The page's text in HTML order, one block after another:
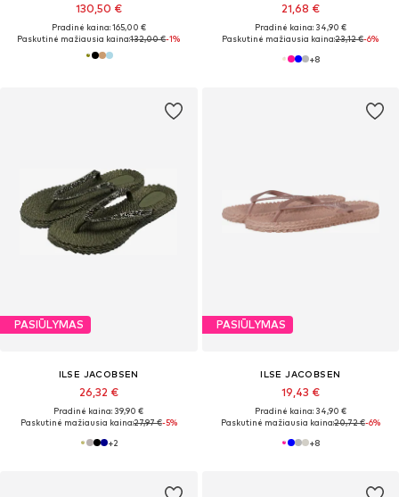
130,50 €
Pradinė kaina: 165,00 €
Paskutinė mažiausia kaina:132,00 €-1%
21,68 €
Pradinė kaina: 34,90 €
Paskutinė mažiausia kaina:23,12 €-6%
+8
PASIŪLYMAS
ILSE JACOBSEN
26,32 €
Pradinė kaina: 39,90 €
Paskutinė mažiausia kaina:27,97 €-5%
+2
PASIŪLYMAS
ILSE JACOBSEN
19,43 €
Pradinė kaina: 34,90 €
Paskutinė mažiausia kaina:20,72 €-6%
+8